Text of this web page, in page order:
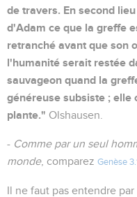
de travers. En second
d'Adam ce que la greffe
retranché avant que son
l'humanité serait restée
sauvageon quand la
généreuse subsiste ; elle
plante." Olshausen.
- Comme par un seul
monde, comparez Genèse 3.1
Il ne faut pas entendre par